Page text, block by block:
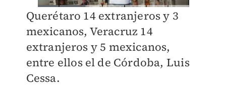
Querétaro 14 extranjeros y 3
mexicanos, Veracruz 14
extranjeros y 5 mexicanos,
entre ellos el de Córdoba, Luis
Cessa.